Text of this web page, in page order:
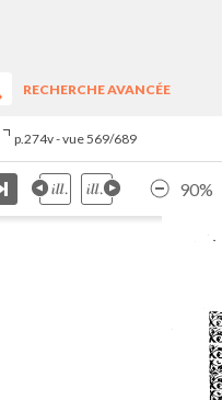
RECHERCHE AVANCÉE
p.274v - vue 569/689
90%